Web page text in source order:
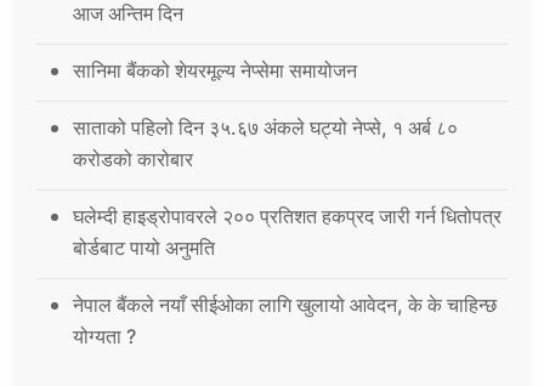
आज अन्तिम दिन
सानिमा बैंकको शेयरमूल्य नेप्सेमा समायोजन
साताको पहिलो दिन ३५.६७ अंकले घट्यो नेप्से, १ अर्ब ८०
करोडको कारोबार
घलेम्दी हाइड्रोपावरले २०० प्रतिशत हकप्रद जारी गर्न धितोपत्र
बोर्डबाट पायो अनुमति
नेपाल बैंकले नयाँ सीईओका लागि खुलायो आवेदन, के के चाहिन्छ
योग्यता ?